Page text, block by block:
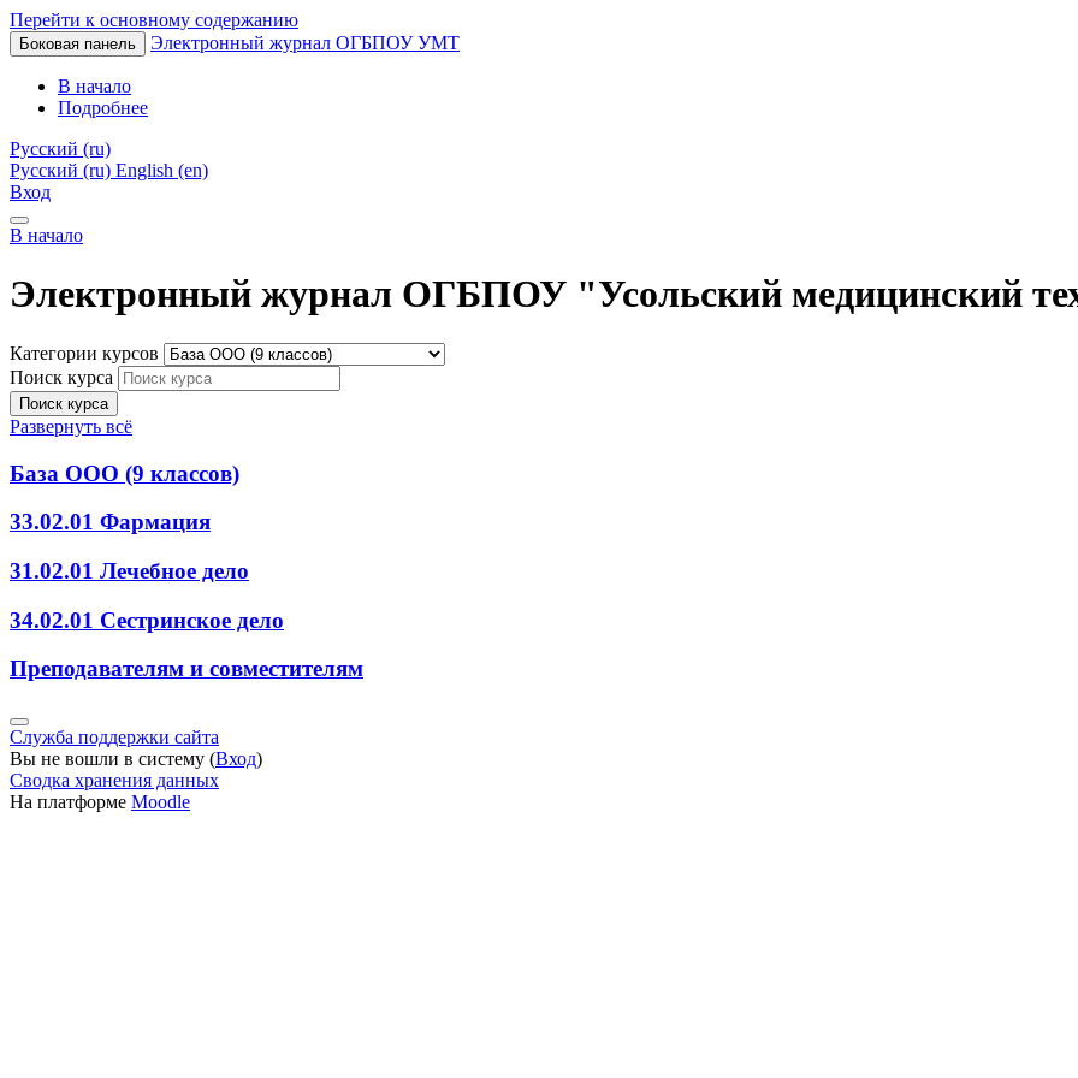
Перейти к основному содержанию
Боковая панель Электронный журнал ОГБПОУ УМТ
В начало
Подробнее
Русский ‎(ru)‎
Русский ‎(ru)‎ English ‎(en)‎
Вход
В начало
Электронный журнал ОГБПОУ "Усольский медицинский
Категории курсов
Поиск курса
Поиск курса
Развернуть всё
База ООО (9 классов)
33.02.01 Фармация
31.02.01 Лечебное дело
34.02.01 Сестринское дело
Преподавателям и совместителям
Служба поддержки сайта
Вы не вошли в систему (Вход)
Сводка хранения данных
На платформе Moodle